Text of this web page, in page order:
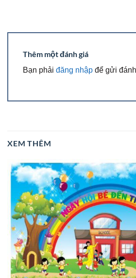
Thêm một đánh giá
Bạn phải đăng nhập để gửi
XEM THÊM